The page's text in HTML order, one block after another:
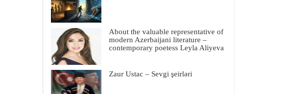
About the valuable representative of
modern Azerbaijani literature –
contemporary poetess Leyla Aliyeva
Zaur Ustac – Sevgi şeirləri